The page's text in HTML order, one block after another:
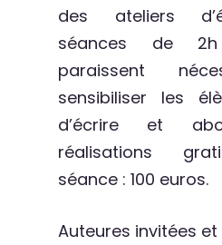
des ateliers
séances de
paraissent
sensibiliser les
d’écrire et
réalisations
séance : 100 euros.
Auteures invitées